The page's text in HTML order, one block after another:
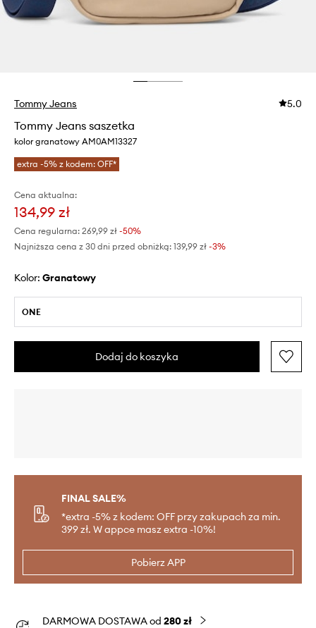
Tommy Jeans 5.0
Tommy Jeans saszetka
kolor granatowy AM0AM13327
extra -5% z kodem: OFF*
Cena aktualna:
134,99 zł
Cena regularna: 269,99 zł -50%
Najniższa cena z 30 dni przed obniżką: 139,99 zł -3%
Kolor: granatowy
ONE
Dodaj do koszyka
FINAL SALE%
*extra -5% z kodem: OFF przy zakupach za min.
399 zł. W appce masz extra -10%!
Pobierz APP
DARMOWA DOSTAWA od 280 zł